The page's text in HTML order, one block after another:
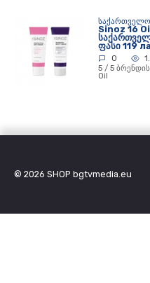
Sinoz 16
ფასი 119
0
5 / 5
Oil
© 2026 SHOP bgtvmedia.eu